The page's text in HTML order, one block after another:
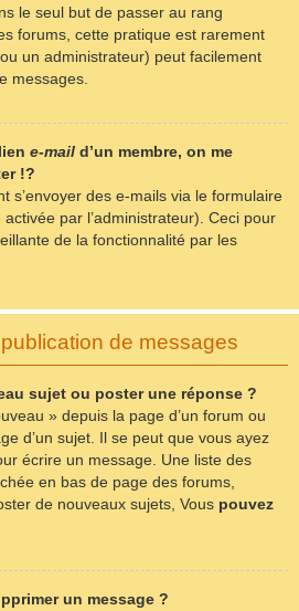
le seul but de passer au rang
forums, cette pratique est rarement
un administrateur) peut facilement
messages.
e-mail d’un membre, on me
!?
s’envoyer des e-mails via le formulaire
par l’administrateur). Ceci pour
de la fonctionnalité par les
de messages
sujet ou poster une réponse ?
» depuis la page d’un forum ou
d’un sujet. Il se peut que vous ayez
écrire un message. Une liste des
en bas de page des forums,
de nouveaux sujets, Vous pouvez
un message ?